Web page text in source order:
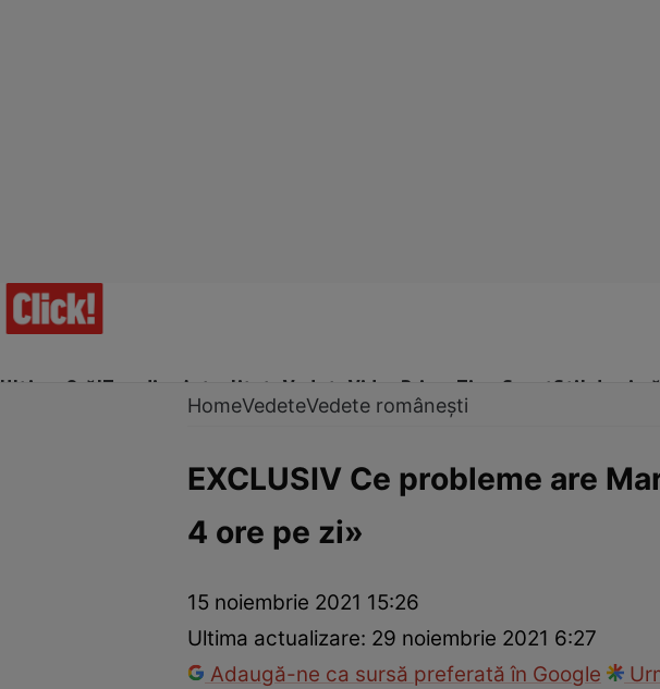
Ultima Oră!Trending Actualitate Vedete Video Prime Time SportStil de viață
Vedete internaționaleVedete româneștiInterviurile Click!
HomeVedeteVedete românești
EXCLUSIV Ce probleme are
4 ore pe zi»
15 noiembrie 2021 15:26
Ultima actualizare: 29 noiembrie 2021 6:27
Adaugă-ne ca sursă preferată în Google